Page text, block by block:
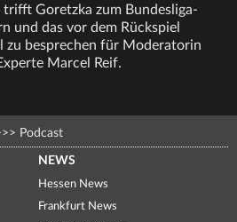
Goretzka zum Bundesliga-
und das vor dem Rückspiel
zu besprechen für Moderatorin
Marcel Reif.
Podcast
NEWS
Hessen News
Frankfurt News